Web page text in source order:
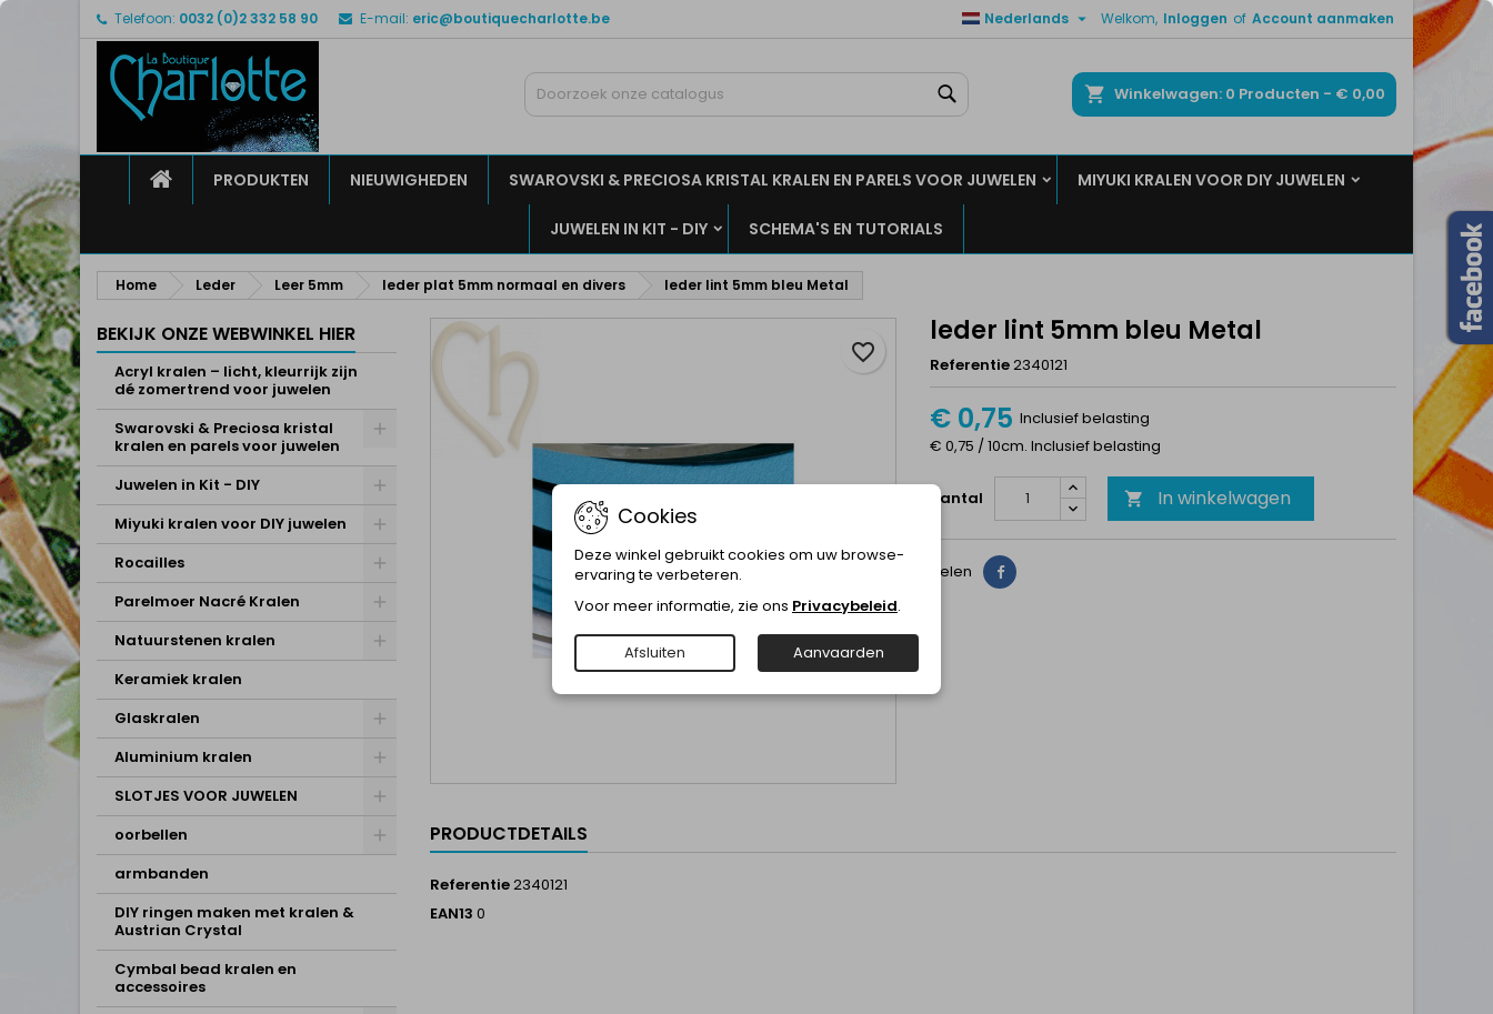
Telefoon: 0032 (0)2 332 58 90 E-mail: eric@boutiquecharlotte.be Welkom, Inloggen of Account aanmaken
Nederlands 
Winkelwagen 0 Producten - € 0,00
HOMEPRODUKTEN NIEUWIGHEDEN SWAROVSKI & PRECIOSA KRISTAL KRALEN EN PARELS VOOR JUWELEN MIYUKI KRALEN VOOR DIY JUWELEN
JUWELEN IN KIT - DIY SCHEMA'S EN TUTORIALS
Home Leder Leer 5mm leder plat 5mm normaal en divers leder lint 5mm bleu Metal
BEKIJK ONZE WEBWINKEL HIER
Acryl kralen – licht, kleurrijk zijn
dé zomertrend voor juwelen
Swarovski & Preciosa kristal
kralen en parels voor juwelen
Juwelen in Kit - DIY
Miyuki kralen voor DIY juwelen
Rocailles
Parelmoer Nacré Kralen
Natuurstenen kralen
Keramiek kralen
Glaskralen
Aluminium kralen
SLOTJES VOOR JUWELEN
oorbellen
armbanden
DIY ringen maken met kralen &
Austrian Crystal
Cymbal bead kralen en
accessoires
leder lint 5mm bleu Metal
Referentie2340121
€ 0,75 Inclusief belasting
€ 0,75 / 10cm. Inclusief belasting
Aantal  In winkelwagen
favorite_border
Delen Delen
PRODUCTDETAILS
Referentie2340121
EAN13 0
Mijn verlanglijsten
Maak een lijst
Maak een verlanglijst
Inloggen
U moet ingelogd zijn om producten in uw verlanglijst op te slaan.
Annuleren Inloggen
Cookies
Deze winkel gebruikt cookies om uw browse-
ervaring te verbeteren.
Voor meer informatie, zie ons Privacybeleid.
Afsluiten Aanvaarden